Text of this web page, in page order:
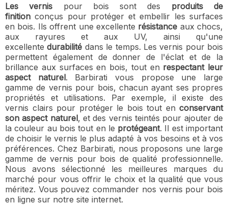
Les vernis pour bois sont des produits de
finition conçus pour protéger et embellir les surfaces
en bois. Ils offrent une excellente résistance aux chocs,
aux rayures et aux UV, ainsi qu'une
excellentedurabilité dans le temps. Les vernis pour bois
permettent également de donner de l'éclat et de la
brillance aux surfaces en bois, tout en respectant leur
aspect naturel. Barbirati vous propose une large
gamme de vernis pour bois, chacun ayant ses propres
propriétés et utilisations. Par exemple, il existe des
vernis clairs pour protéger le bois tout en conservant
son aspect naturel, et des vernis teintés pour ajouter de
la couleur au bois tout en le protégeant. Il est important
de choisir le vernis le plus adapté à vos besoins et à vos
préférences. Chez Barbirati, nous proposons une large
gamme de vernis pour bois de qualité professionnelle.
Nous avons sélectionné les meilleures marques du
marché pour vous offrir le choix et la qualité que vous
méritez. Vous pouvez commander nos vernis pour bois
en ligne sur notre site internet.